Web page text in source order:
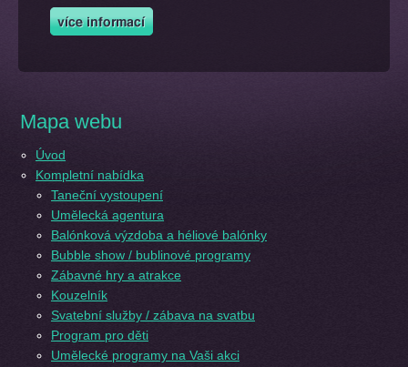
Mapa webu
Úvod
Kompletní nabídka
Taneční vystoupení
Umělecká agentura
Balónková výzdoba a héliové balónky
Bubble show / bublinové programy
Zábavné hry a atrakce
Kouzelník
Svatební služby / zábava na svatbu
Program pro děti
Umělecké programy na Vaši akci